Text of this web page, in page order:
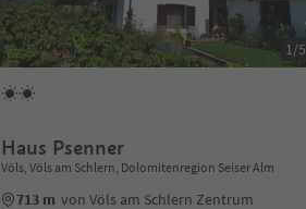
1/5
Haus Psenner
Völs, Völs am Schlern, Dolomitenregion Seiser Alm
713 m von Völs am Schlern Zentrum